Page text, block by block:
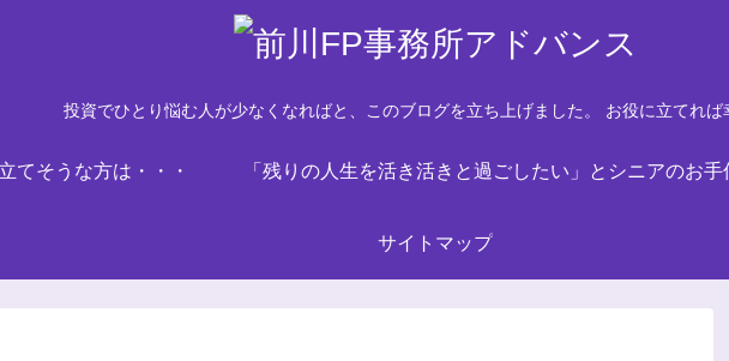
投資でひとり悩む人が少なくなればと、このブログを立ち上げました。 お役に立てれば
てそうな方は・・・ 「残りの人生を活き活きと過ごしたい」とシニアのお手
サイトマップ